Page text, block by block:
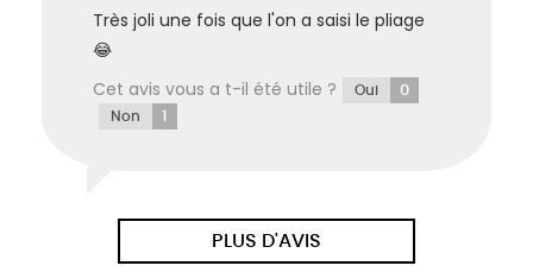
Très joli une fois que l'on a saisi le pliage
😂
Cet avis vous a t-il été utile ?
Oui 0
Non 1
PLUS D'AVIS